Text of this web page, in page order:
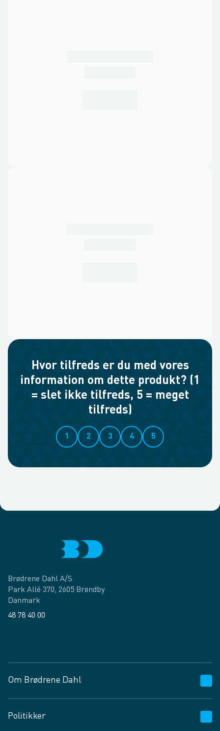
Hvor tilfreds er du med vores
information om dette produkt? (1
= slet ikke tilfreds, 5 = meget
tilfreds)
1 2 3 4 5
Brødrene Dahl A/S
Park Allé 370, 2605 Brøndby
Danmark
48 78 40 00
Om Brødrene Dahl
Vagttelefon 30 10 89 89
Politikker